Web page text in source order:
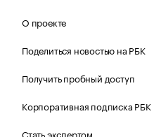
О проекте
Поделиться новостью на РБК
Получить пробный доступ
Корпоративная подписка РБК
Стать экспертом